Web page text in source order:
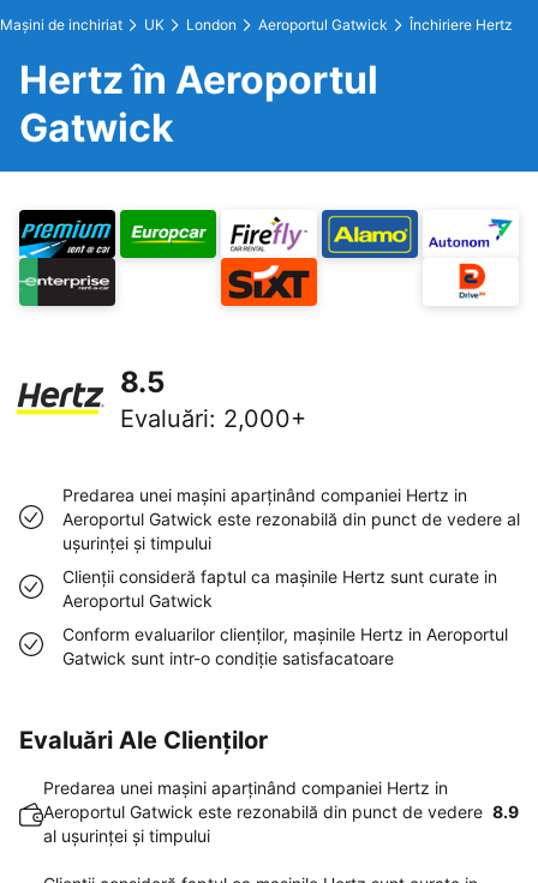
Maşini de inchiriat UK London Aeroportul Gatwick Închiriere Hertz
Hertz în Aeroportul
Gatwick
8.5
Evaluări: 2,000+
Predarea unei maşini aparţinând companiei Hertz in
Aeroportul Gatwick este rezonabilă din punct de vedere al
uşurinţei şi timpului
Clienţii consideră faptul ca maşinile Hertz sunt curate in
Aeroportul Gatwick
Conform evaluarilor clienţilor, maşinile Hertz in Aeroportul
Gatwick sunt intr-o condiţie satisfacatoare
Evaluări Ale Clienților
Predarea unei maşini aparţinând companiei Hertz in
Aeroportul Gatwick este rezonabilă din punct de vedere
al uşurinţei şi timpului
8.9